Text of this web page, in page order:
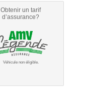
Obtenir un tarif
d’assurance?
Véhicule non éligible.